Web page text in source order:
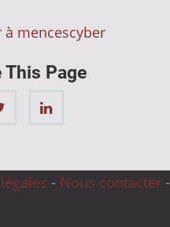
compliquent
le
marché
de
outre
à mencescyber
This Page
- Nous contacter -